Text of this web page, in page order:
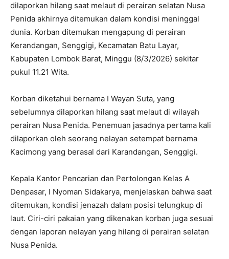
dilaporkan hilang saat melaut di perairan selatan Nusa
Penida akhirnya ditemukan dalam kondisi meninggal
dunia. Korban ditemukan mengapung di perairan
Kerandangan, Senggigi, Kecamatan Batu Layar,
Kabupaten Lombok Barat, Minggu (8/3/2026) sekitar
pukul 11.21 Wita.
Korban diketahui bernama I Wayan Suta, yang
sebelumnya dilaporkan hilang saat melaut di wilayah
perairan Nusa Penida. Penemuan jasadnya pertama kali
dilaporkan oleh seorang nelayan setempat bernama
Kacimong yang berasal dari Karandangan, Senggigi.
Kepala Kantor Pencarian dan Pertolongan Kelas A
Denpasar, I Nyoman Sidakarya, menjelaskan bahwa saat
ditemukan, kondisi jenazah dalam posisi telungkup di
laut. Ciri-ciri pakaian yang dikenakan korban juga sesuai
dengan laporan nelayan yang hilang di perairan selatan
Nusa Penida.